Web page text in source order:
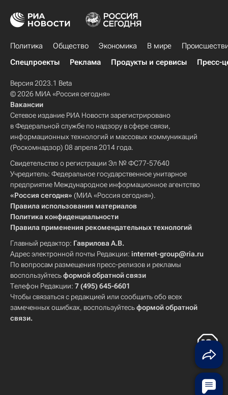
Политика Общество Экономика В мире
Спецпроекты
Реклама Продукты и сервисы Пресс-
Версия 2023.1 Beta
© 2026 МИА «Россия сегодня»
Вакансии
Сетевое издание РИА Новости зарегистрировано
в Федеральной службе по надзору в сфере связи,
информационных технологий и массовых коммуникаций
(Роскомнадзор) 08 апреля 2014 года.
Свидетельство о регистрации Эл № ФС77-57640
Учредитель: Федеральное государственное унитарное
предприятие Международное информационное агентство
«Россия сегодня» (МИА «Россия сегодня»).
Правила использования материалов
Политика конфиденциальности
Правила применения рекомендательных технологий
Главный редактор: Гаврилова А.В.
Адрес электронной почты Редакции: internet-group@ria.ru
По вопросам размещения пресс-релизов и рекламы
воспользуйтесьформой обратной связи
Телефон Редакции: 7 (495) 645-6601
Чтобы связаться с редакцией или сообщить обо всех
замеченных ошибках, воспользуйтесьформой обратной
связи.